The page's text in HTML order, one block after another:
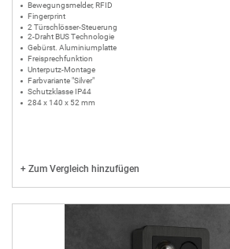
Bewegungsmelder, RFID
Fingerprint
2 Türschlösser-Steuerung
2-Draht BUS Technologie
Gebürst. Aluminiumplatte
Freisprechfunktion
Unterputz-Montage
Farbvariante "Silver"
Schutzklasse IP44
284 x 140 x 52 mm
+ Zum Vergleich hinzufügen